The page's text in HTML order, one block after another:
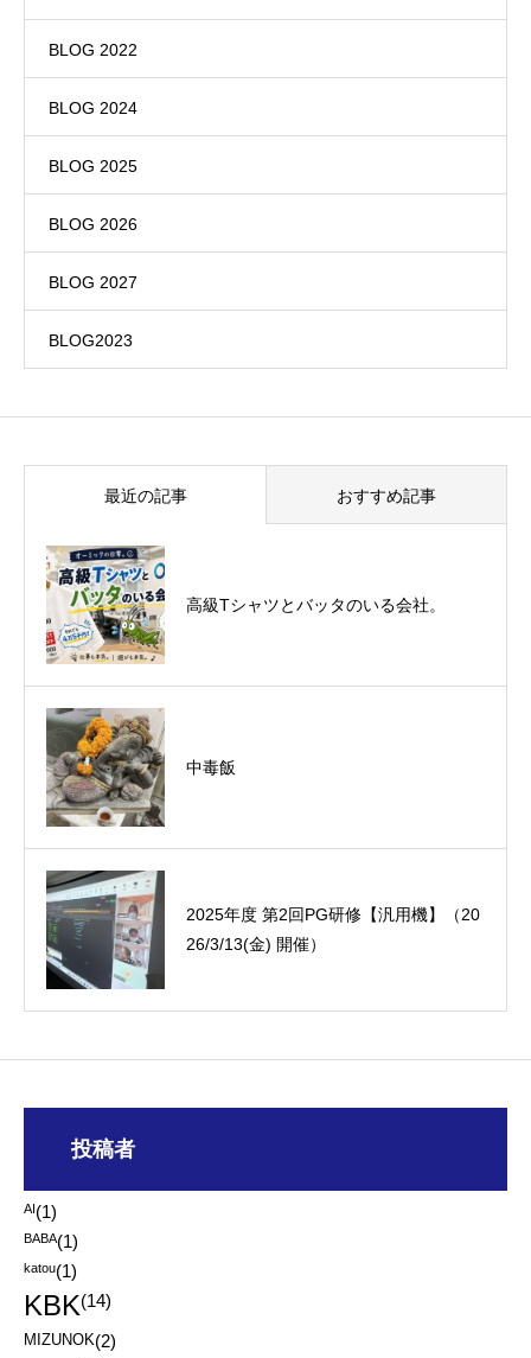
BLOG 2022
BLOG 2024
BLOG 2025
BLOG 2026
BLOG 2027
BLOG2023
最近の記事 おすすめ記事
高級Tシャツとバッタのいる会社。
中毒飯
2025年度 第2回PG研修【汎用機】（20
26/3/13(金) 開催）
た！（秋保温泉）
オーミック2022年4月入社式
投稿者
AI(1)
BABA(1)
katou(1)
KBK(14)
MIZUNOK(2)